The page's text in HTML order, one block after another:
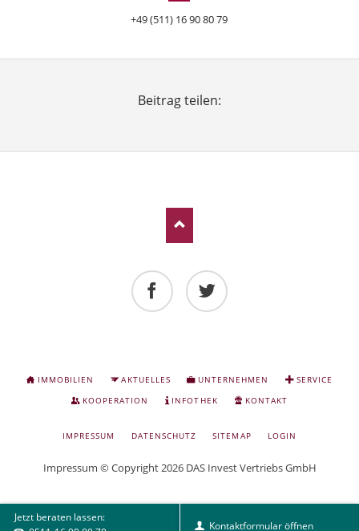
Jetzt beraten lassen:
Kontaktformular öffnen
+49 (511) 16 90 80 79
Beitrag teilen:
NAVIGATION
ÜBERSPRINGEN
IMMOBILIEN AKTUELLES UNTERNEHMEN
SERVICE
KOOPERATION
INFOTHEK KONTAKT
IMPRESSUM DATENSCHUTZ SITEMAP LOGIN
Impressum © Copyright 2026 DAS Invest Vertriebs GmbH